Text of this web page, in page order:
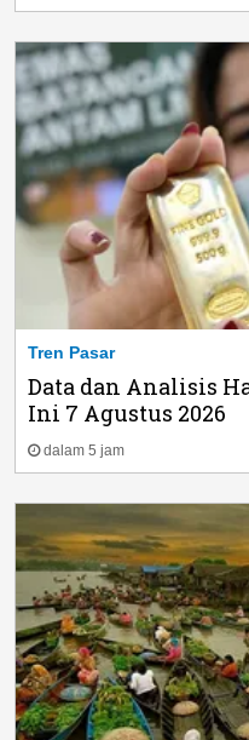
Tren Pasar
Data dan Analisis
Ini 7 Agustus 2026
dalam 5 jam